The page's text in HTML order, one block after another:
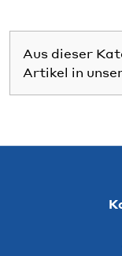
Aus dieser
Artikel in